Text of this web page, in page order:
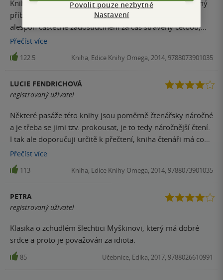
Kniha je velmi známá a ceněná, za mě ovšem jde o nudný
příběh, u kterého čekám na konec, který mi přinese
alespoň částečné zadostiučinění za čas strávený četbou,
bohužel ani to se nedostaví.
Přečíst více
122.5 Kniha, Edice Knihy Omega, 2014, 9788073901035
LUCIE FENDRICHOVÁ
registrovaný uživatel
Některé pasáže této knihy jsou poměrně čtenářsky náročné
a je třeba se jimi tzv. prokousat, je to tedy náročnější čtení.
I tak ale doporučuji určitě k přečtení, kniha čtenáři má co
dát a obohatí jej.
Přečíst více
113 Kniha, Edice Knihy Omega, 2014, 9788073901035
PETRA
registrovaný uživatel
Klasika o zchudlém šlechtici Myškinovi, který má dobré
srdce a proto je považován za idiota.
85 Učebnice, Edika, 2017, 9788026610991
Povolit pouze nezbytné
Nastavení